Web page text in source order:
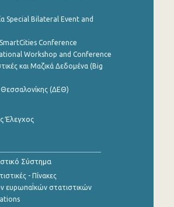
Special Bilateral Event and
Conference
Workshop and Conference
και Μαζικά Δεδομένα (Big
(ΔΕΘ)
Έλεγχος
Σύστημα
- Πίνακες
ευρωπαΪκών στατιστικών